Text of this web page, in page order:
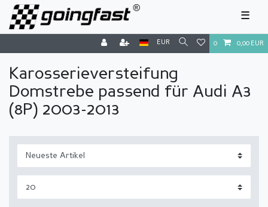
☰
EUR 0 0,00 EUR
Karosserieversteifung
Domstrebe passend für Audi A3
(8P) 2003-2013